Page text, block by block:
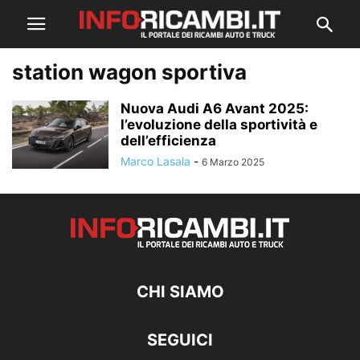
station wagon sportiva
Nuova Audi A6 Avant 2025:
l’evoluzione della sportività e
dell’efficienza
Marco Lasala - 6 Marzo 2025
CHI SIAMO
SEGUICI